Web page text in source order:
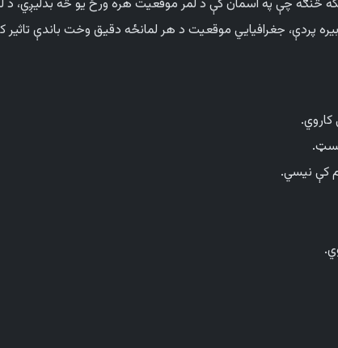
څنګه چې په آسمان کې د لمر موقعیت هره ورځ یو څه بدلیږي، د
پردې، جغرافیایي موقعیت د هر لمانځه دقیق وخت باندې
کاروي.
کې نیسي.